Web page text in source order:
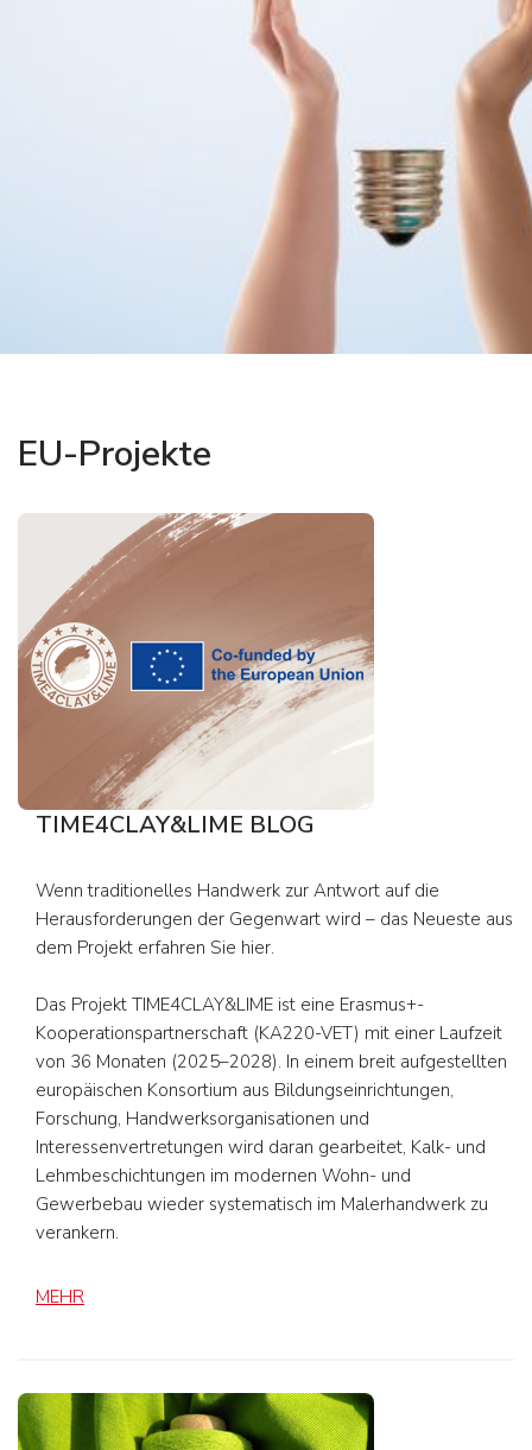
EU-Projekte
TIME4CLAY&LIME BLOG
Wenn traditionelles Handwerk zur Antwort auf die
Herausforderungen der Gegenwart wird – das Neueste aus
dem Projekt erfahren Sie hier.
Das Projekt TIME4CLAY&LIME ist eine Erasmus+-
Kooperationspartnerschaft (KA220-VET) mit einer Laufzeit
von 36 Monaten (2025–2028). In einem breit aufgestellten
europäischen Konsortium aus Bildungseinrichtungen,
Forschung, Handwerksorganisationen und
Interessenvertretungen wird daran gearbeitet, Kalk- und
Lehmbeschichtungen im modernen Wohn- und
Gewerbebau wieder systematisch im Malerhandwerk zu
verankern.
MEHR